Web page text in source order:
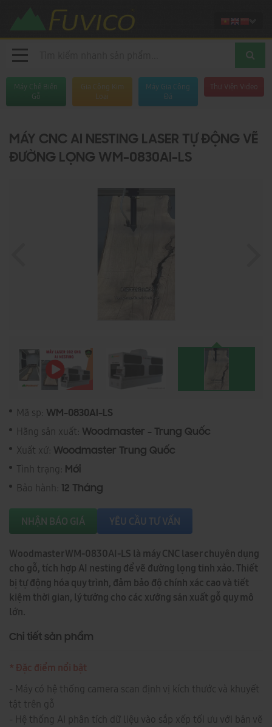
Máy Chế Biến
Gỗ
Gia Công Kim
Loại
Máy Gia Công
Đá
Thư Viện Video
MÁY CNC AI NESTING LASER TỰ ĐỘNG VẼ
ĐƯỜNG LỌNG WM-0830AI-LS
Mã sp: WM-0830AI-LS
Hãng sản xuất: Woodmaster - Trung Quốc
Xuất xứ: Woodmaster Trung Quốc
Tình trạng: Mới
Bảo hành: 12 Tháng
NHẬN BÁO GIÁ YÊU CẦU TƯ VẤN
Woodmaster WM-0830AI-LS là máy CNC laser chuyên dụng
cho gỗ, tích hợp AI nesting để vẽ đường lọng tinh xảo. Thiết
bị tự động hóa quy trình, đảm bảo độ chính xác cao và tiết
kiệm thời gian, lý tưởng cho các xưởng sản xuất gỗ quy mô
lớn.
Chi tiết sản phẩm
* Đặc điểm nổi bật
- Máy có hệ thống camera scan định vị kích thước và khuyết
tật trên gỗ
- Hệ thống AI phân tích dữ liệu vào sắp xếp tối ưu với bản vẽ